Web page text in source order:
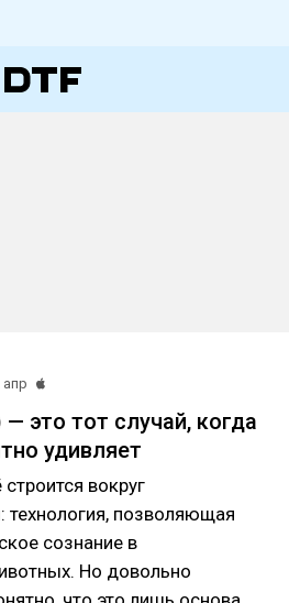
апр
это тот случай, когда
удивляет
вокруг
технология, позволяющая
сознание в
Но довольно